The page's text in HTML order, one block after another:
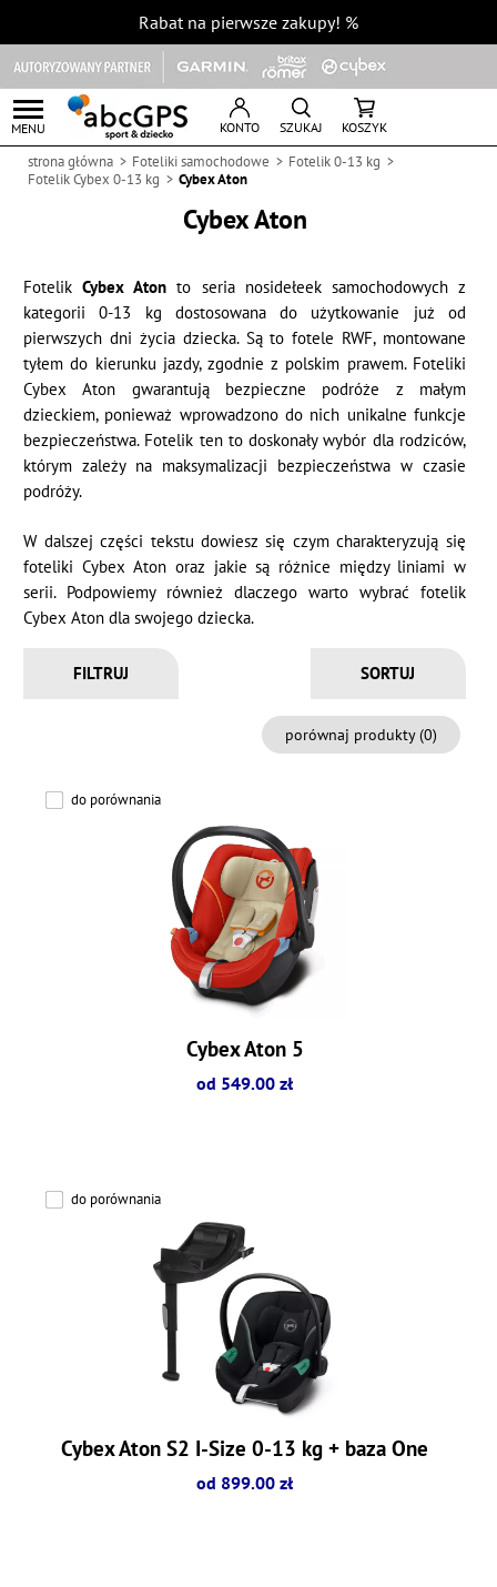
Rabat na pierwsze zakupy! %
MENU KONTO SZUKAJ KOSZYK
strona główna Foteliki samochodowe
Fotelik 0-13 kg
Fotelik Cybex 0-13 kg
Cybex Aton
Cybex Aton
FotelikCybex Aton to seria nosidełeek samochodowych z
kategorii 0-13 kg dostosowana do użytkowanie już od
pierwszych dni życia dziecka. Są to fotele RWF, montowane
tyłem do kierunku jazdy, zgodnie z polskim prawem. Foteliki
Cybex Aton gwarantują bezpieczne podróże z małym
dzieckiem, ponieważ wprowadzono do nich unikalne funkcje
bezpieczeństwa. Fotelik ten to doskonały wybór dla rodziców,
którym zależy na maksymalizacji bezpieczeństwa w czasie
podróży.
W dalszej części tekstu dowiesz się czym charakteryzują się
foteliki Cybex Aton oraz jakie są różnice między liniami w
serii. Podpowiemy również dlaczego warto wybrać fotelik
Cybex Aton dla swojego dziecka.
FILTRUJ
porównaj produkty (0)
do porównania
Cybex Aton 5
od 549.00 zł
do porównania
Cybex Aton S2 I-Size 0-13 kg + baza One
od 899.00 zł